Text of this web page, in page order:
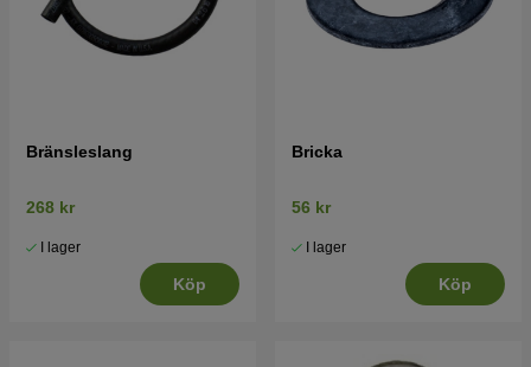
Bränsleslang
268 kr
I lager
Köp
Bricka
56 kr
I lager
Köp